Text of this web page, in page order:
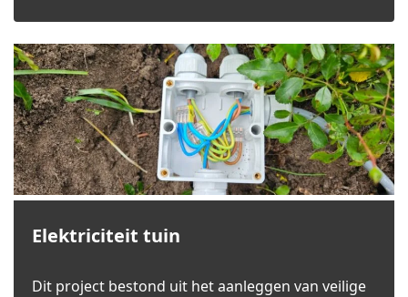
Elektriciteit tuin
Dit project bestond uit het aanleggen van veilige